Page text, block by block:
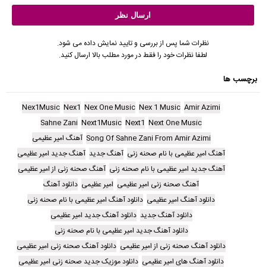
نظرات شما پس از بررسی و تایید نمایش داده می شود.
لطفا نظرات خود را فقط در مورد مطلب بالا ارسال کنید.
برچسب ها
Amir Azimi
Nex 1 Music
Nex One Music
Nex1
Nex1Music
Next One Music
Next1
Next1Music
Sahne Zani
Song Of Sahne Zani From Amir Azimi آهنگ امیر عظیمی
آهنگ امیر عظیمی با نام صحنه زنی آهنگ جدید آهنگ جدید امیر عظیمی
آهنگ جدید امیر عظیمی با نام صحنه زنی آهنگ صحنه زنی از امیر عظیمی
آهنگ صحنه زنی امیر عظیمی امیر عظیمی دانلود آهنگ
دانلود آهنگ امیر عظیمی دانلود آهنگ امیر عظیمی با نام صحنه زنی
دانلود آهنگ جدید دانلود آهنگ جدید امیر عظیمی
دانلود آهنگ جدید امیر عظیمی با نام صحنه زنی
دانلود آهنگ صحنه زنی از امیر عظیمی دانلود آهنگ صحنه زنی امیر عظیمی
دانلود آهنگ های امیر عظیمی دانلود موزیک جدید صحنه زنی امیر عظیمی